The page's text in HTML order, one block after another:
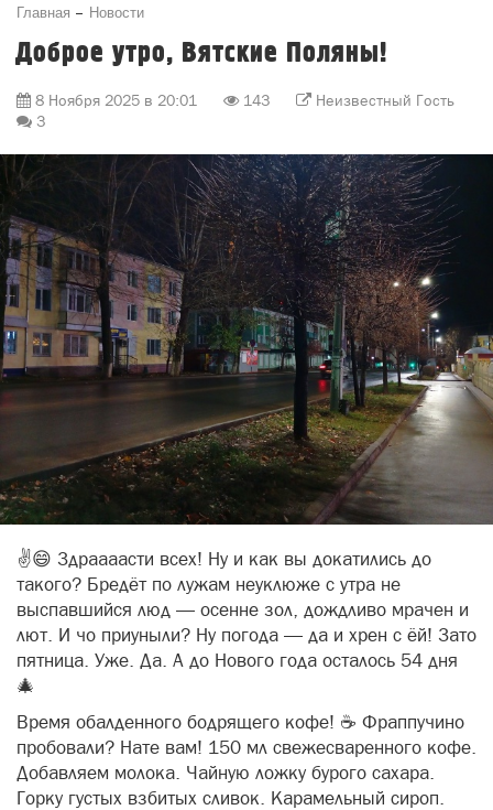
Главная Новости
Доброе утро, Вятские Поляны!
8 Ноября 2025 в 20:01 143
Неизвестный Гость
3
✌😄 Здраааасти всех! Ну и как вы докатились до
такого? Бредёт по лужам неуклюже с утра не
выспавшийся люд — осенне зол, дождливо мрачен и
лют. И чо приуныли? Ну погода — да и хрен с ёй! Зато
пятница. Уже. Да. А до Нового года осталось 54 дня
🎄
Время обалденного бодрящего кофе! ☕ Фраппучино
пробовали? Нате вам! 150 мл свежесваренного кофе.
Добавляем молока. Чайную ложку бурого сахара.
Горку густых взбитых сливок. Карамельный сироп.